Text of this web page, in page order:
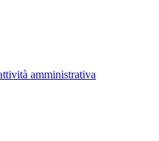
amministrativa